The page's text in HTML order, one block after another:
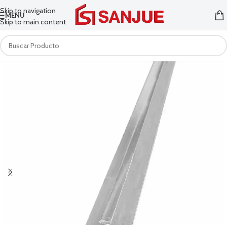
Skip to navigation
Skip to main content
MENU